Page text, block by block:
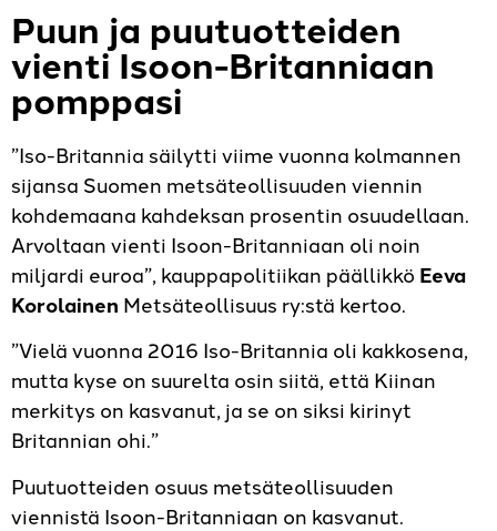
Puun ja puutuotteiden
vienti Isoon-Britanniaan
pomppasi
”Iso-Britannia säilytti viime vuonna kolmannen
sijansa Suomen metsäteollisuuden viennin
kohdemaana kahdeksan prosentin osuudellaan.
Arvoltaan vienti Isoon-Britanniaan oli noin
miljardi euroa”, kauppapolitiikan päällikkö Eeva
Korolainen Metsäteollisuus ry:stä kertoo.
”Vielä vuonna 2016 Iso-Britannia oli kakkosena,
mutta kyse on suurelta osin siitä, että Kiinan
merkitys on kasvanut, ja se on siksi kirinyt
Britannian ohi.”
Puutuotteiden osuus metsäteollisuuden
viennistä Isoon-Britanniaan on kasvanut.